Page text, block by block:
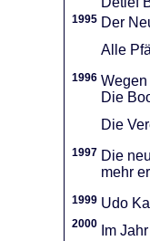
1995 Der
Alle
1996
Die
Die
1997 Die
mehr
1999
2000
Udo
Im